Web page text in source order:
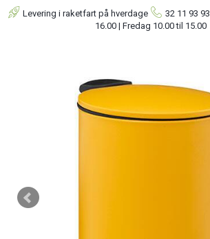
Levering i raketfart på hverdage 32 11 93 93
16.00 | Fredag 10.00 til 15.00